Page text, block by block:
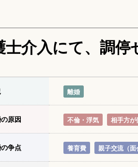
士介入にて、調
離婚
原因 不倫・浮気 相手方
争点 養育費 親子交流（面